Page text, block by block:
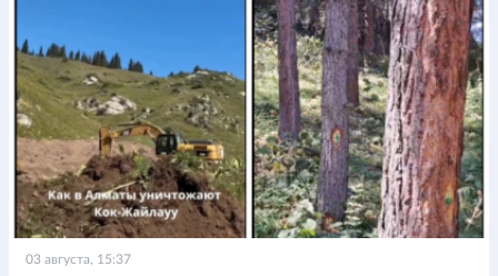
03 августа, 15:37